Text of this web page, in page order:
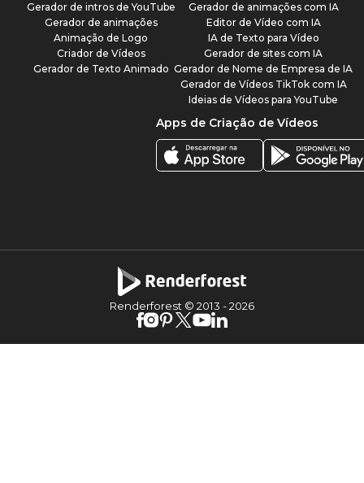
Gerador de intros de YouTube
Gerador de animações
Animação de Logo
Criador de Vídeos
Gerador de Texto Animado
Gerador de animações com IA
Editor de Vídeo com IA
IA de Texto para Vídeo
Gerador de sites com IA
Gerador de Nome de Empresa de IA
Gerador de Vídeos TikTok com IA
Ideias de Vídeos para YouTube
Apps de Criação de Vídeos
Renderforest © 2013 -2026